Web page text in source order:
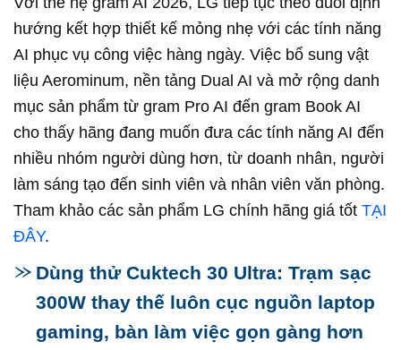
hướng kết hợp thiết kế mỏng nhẹ với các tính năng
AI phục vụ công việc hàng ngày. Việc bổ sung vật
liệu Aerominum, nền tảng Dual AI và mở rộng danh
mục sản phẩm từ gram Pro AI đến gram Book AI
cho thấy hãng đang muốn đưa các tính năng AI đến
nhiều nhóm người dùng hơn, từ doanh nhân, người
làm sáng tạo đến sinh viên và nhân viên văn phòng.
Tham khảo các sản phẩm LG chính hãng giá tốt TẠI
ĐÂY.
Dùng thử Cuktech 30 Ultra: Trạm sạc
300W thay thế luôn cục nguồn laptop
gaming, bàn làm việc gọn gàng hơn